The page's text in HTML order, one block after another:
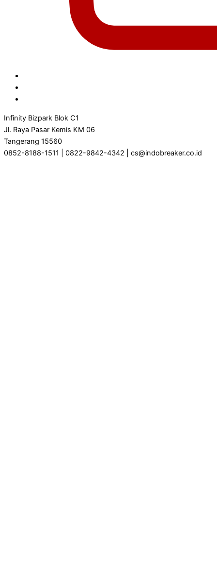
Infinity Bizpark Blok C1
Jl. Raya Pasar Kemis KM 06
Tangerang 15560
0852-8188-1511 | 0822-9842-4342 | cs@indobreaker.co.id